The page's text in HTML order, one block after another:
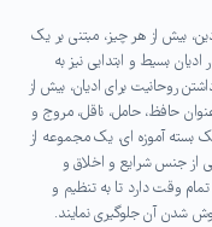
بیش از هر چیز، مبتنی بر یک
بسيط و ابتدایی نیز به
برای ادیان، بیش از
حافظ، حامل، ناقل، مروج و
بسته آموزه ای، یک مجموعه از
از جنس شرايع و اخلاق و
وقت دارد تا به تنظیم و
شدن آن جلوگیری نمایند.